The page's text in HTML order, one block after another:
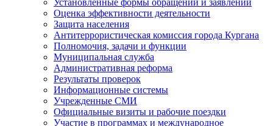
Установленные формы обращений и заявлений
Оценка эффективности деятельности
Защита населения
Антитеррористическая комиссия города Кургана
Полномочия, задачи и функции
Муниципальная служба
Административная реформа
Результаты проверок
Информационные системы
Учрежденные СМИ
Официальные визиты и рабочие поездки
Участие в программах и международное